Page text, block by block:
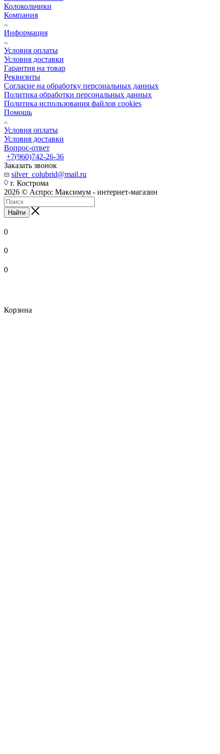
Колокольчики
Компания
Информация
Условия оплаты
Условия доставки
Гарантия на товар
Реквизиты
Согласие на обработку персональных данных
Политика обработки персональных данных
Политика использования файлов cookies
Помощь
Условия оплаты
Условия доставки
Вопрос-ответ
+7(960)742-26-36
Заказать звонок
silver_colubrid@mail.ru
г. Кострома
2026 © Аспро: Максимум - интернет-магазин
Найти
0
0
0
Корзина